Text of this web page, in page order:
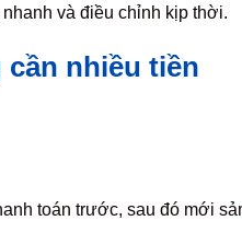
và điều chỉnh kịp thời.
nhiều tiền
toán trước, sau đó mới